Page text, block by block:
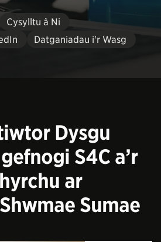
Cysylltu â Ni
Datganiadau i'r Wasg
Dysgu
S4C a’r
ar
Sumae